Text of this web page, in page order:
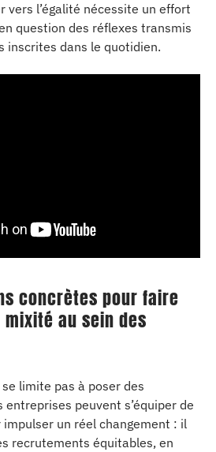
vers l’égalité nécessite un effort
question des réflexes transmis
inscrites dans le quotidien.
concrètes pour faire
au sein des
limite pas à poser des
peuvent s’équiper de
un réel changement : il
recrutements équitables, en